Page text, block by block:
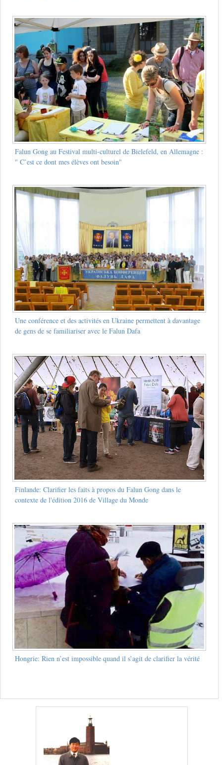
Falun Gong au Festival multi-culturel de Bielefeld, en Allemagne :
" C’est ce dont mes élèves ont besoin"
Une conférence et des activités en Ukraine permettent à davantage
de gens de se familiariser avec le Falun Dafa
Finlande: Clarifier les faits à propos du Falun Gong dans le
contexte de l'édition 2016 de Village du Monde
Hongrie: Rien n’est impossible quand il s’agit de clarifier la vérité